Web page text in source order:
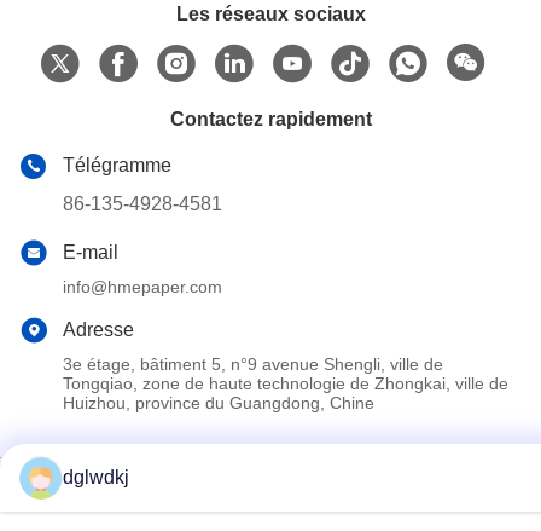
Les réseaux sociaux
Contactez rapidement
Télégramme
86-135-4928-4581
E-mail
info@hmepaper.com
Adresse
3e étage, bâtiment 5, n°9 avenue Shengli, ville de
Tongqiao, zone de haute technologie de Zhongkai, ville de
Huizhou, province du Guangdong, Chine
Politique de confidentialité
La Chine est bonne. Qualité le hme le papier filtre Le fournisseur.
dglwdkj